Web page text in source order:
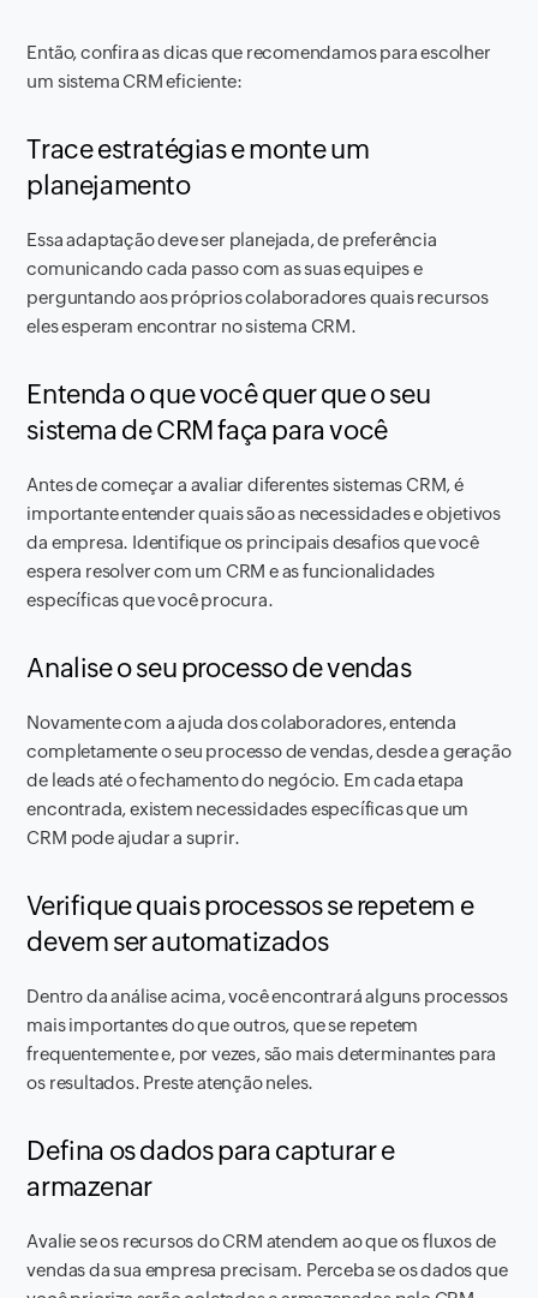
Então, confira as dicas que recomendamos para escolher
um sistema CRM eficiente:
Trace estratégias e monte um
planejamento
Essa adaptação deve ser planejada, de preferência
comunicando cada passo com as suas equipes e
perguntando aos próprios colaboradores quais recursos
eles esperam encontrar no sistema CRM.
Entenda o que você quer que o seu
sistema de CRM faça para você
Antes de começar a avaliar diferentes sistemas CRM, é
importante entender quais são as necessidades e objetivos
da empresa. Identifique os principais desafios que você
espera resolver com um CRM e as funcionalidades
específicas que você procura.
Analise o seu processo de vendas
Novamente com a ajuda dos colaboradores, entenda
completamente o seu processo de vendas, desde a geração
de leads até o fechamento do negócio. Em cada etapa
encontrada, existem necessidades específicas que um
CRM pode ajudar a suprir.
Verifique quais processos se repetem e
devem ser automatizados
Dentro da análise acima, você encontrará alguns processos
mais importantes do que outros, que se repetem
frequentemente e, por vezes, são mais determinantes para
os resultados. Preste atenção neles.
Defina os dados para capturar e
armazenar
Avalie se os recursos do CRM atendem ao que os fluxos de
vendas da sua empresa precisam. Perceba se os dados que